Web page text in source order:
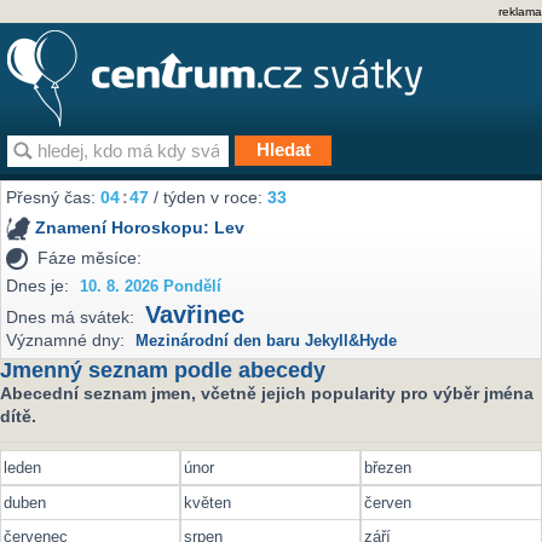
reklama
Přesný čas:04:47 / týden v roce:33
Znamení Horoskopu: Lev
Fáze měsíce:
Dnes je:
10. 8. 2026 Pondělí
Dnes má svátek: Vavřinec
Významné dny: Mezinárodní den baru Jekyll&Hyde
Jmenný seznam podle abecedy
Abecední seznam jmen, včetně jejich popularity pro výběr jména
dítě.
leden únor
březen
duben
květen
červen
červenec
srpen září